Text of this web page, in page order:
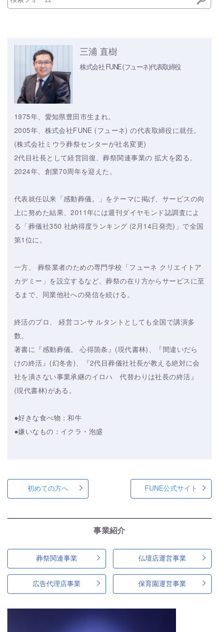
初めての方へ FUNE公式サイト
三浦 直樹
株式会社 FUNE (フューネ)代表取締役
1975年、愛知県豊田市生まれ。
2005年、株式会社FUNE (フューネ) の代表取締役に就任。
(株式会社ミウラ葬祭センターが社名変更)
2代目社長として経営回復、葬祭関連事業の 拡大を図る。
2024年、創業70周年を迎えた。
代表就任以来「感動葬儀。」をテーマに掲げ、サービスの向
上に努めた結果、2011年には週刊ダイヤモンド誌調査によ
る「葬儀社350 社納得度ランキング (2月14日発売)」で全国
第1位に。
一方、 葬祭業者のための専門学校「フューネ クリエイトア
カデミー」を設立するなど、葬祭の在り方からサービスに至
るまで、同業他社への発信を続ける。
終活のプロ、 経営コンサ ルタントとしても全国で講演多
数。
著書に『感動葬儀。 心得箇条』(現代書林)、『間違いだら
けの終活』(幻冬舎)、『2代目葬儀社社長が教える絶対に会
社を潰さない事業承継のイロハ 代替わりは社長の終活』
(現代書林)がある。
●好きな食べ物：和牛
●嫌いなもの：イクラ・泡盛
事業紹介
葬祭関連事業 仏壇店運営事業
広告代理店事業 保育園運営事業